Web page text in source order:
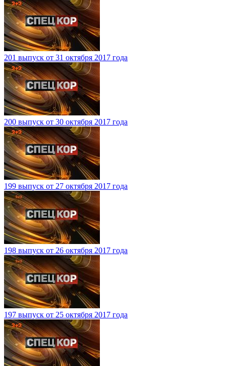
201 выпуск от 31 октября 2017 года
200 выпуск от 30 октября 2017 года
199 выпуск от 27 октября 2017 года
198 выпуск от 26 октября 2017 года
197 выпуск от 25 октября 2017 года